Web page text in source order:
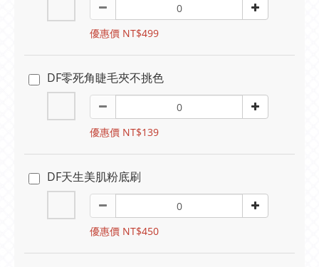
優惠價 NT$499
DF零死角睫毛夾不挑色
優惠價 NT$139
DF天生美肌粉底刷
優惠價 NT$450